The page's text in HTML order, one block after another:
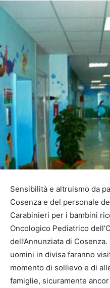
Sensibilità e altruismo da
Cosenza e del personale
Carabinieri per i bambini
Oncologico Pediatrico
dell’Annunziata di
uomini in divisa faranno
momento di sollievo e di
famiglie, sicuramente